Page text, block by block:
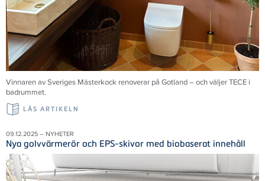
Vinnaren av Sveriges Mästerkock renoverar på Gotland – och väljer TECE i
badrummet.
LÄS ARTIKELN
09.12.2025 – NYHETER
Nya golvvärmerör och EPS-skivor med biobaserat innehåll